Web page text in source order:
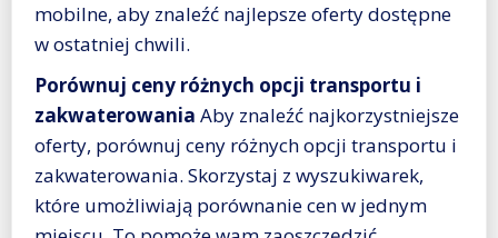
mobilne, aby znaleźć najlepsze oferty dostępne
w ostatniej chwili.
Porównuj ceny różnych opcji transportu i
zakwaterowania Aby znaleźć najkorzystniejsze
oferty, porównuj ceny różnych opcji transportu i
zakwaterowania. Skorzystaj z wyszukiwarek,
które umożliwiają porównanie cen w jednym